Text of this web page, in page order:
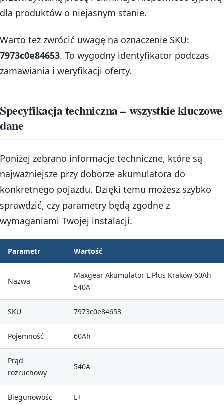
dla produktów o niejasnym stanie.
Warto też zwrócić uwagę na oznaczenie SKU:
7973c0e84653. To wygodny identyfikator podczas
zamawiania i weryfikacji oferty.
Specyfikacja techniczna – wszystkie kluczowe
dane
Poniżej zebrano informacje techniczne, które są
najważniejsze przy doborze akumulatora do
konkretnego pojazdu. Dzięki temu możesz szybko
sprawdzić, czy parametry będą zgodne z
wymaganiami Twojej instalacji.
Parametr Wartość
Nazwa
Maxgear Akumulator L Plus Kraków 60Ah
540A
SKU 7973c0e84653
Pojemność 60Ah
Prąd
rozruchowy
540A
Biegunowość L+